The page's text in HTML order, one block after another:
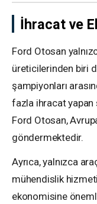
İhracat ve
Ford Otosan
üreticilerinden biri
şampiyonları
fazla ihracat yapan
Ford Otosan,
göndermektedir.
Ayrıca, yalnızca
mühendislik
ekonomisine